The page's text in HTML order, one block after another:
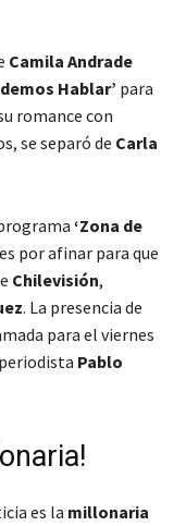
Camila Andrade
Hablar’ para
romance con
se separó de Carla
‘Zona de
por afinar para que
Chilevisión,
. La presencia de
para el viernes
Pablo
es la millonaria